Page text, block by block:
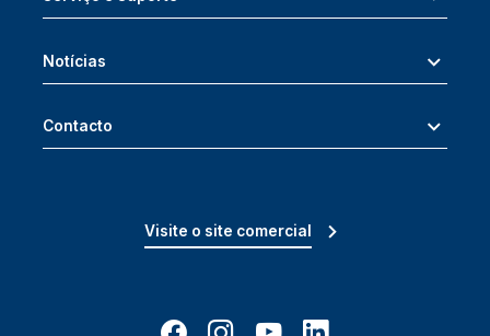
Notícias
Contacto
Visite o site comercial